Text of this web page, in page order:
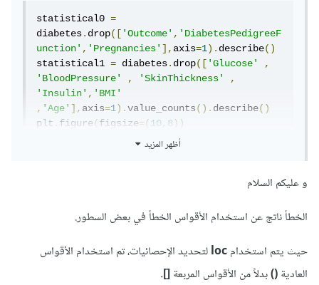
statistical0 =
diabetes.drop(['Outcome','DiabetesPedigreeF
unction','Pregnancies'],axis=1).describe()
statistical1 = diabetes.drop(['Glucose'
,
'BloodPressure'
, 'SkinThickness'
,
'Insulin','BMI'
,'Age'],axis=1).value_counts().describe()
plt .figure(figsize=(10 ,8))
figsize
statistical1
loc 'mean' , 'std' , 'min'
,
'75%'
'max'
'bar'
figsize =(12,8 ))
"Statistical Summary of Diabetes
أظهر المزيد
و عليكم السلام
الخطأ ناتج عن استخدام الأقواس الخطأ في بعض السطور.
حيث يتم استخدامlocلتحديد الإحصائيات، تم استخدام الأقواس
العادية()بدلاً من الأقواس المربعة[].